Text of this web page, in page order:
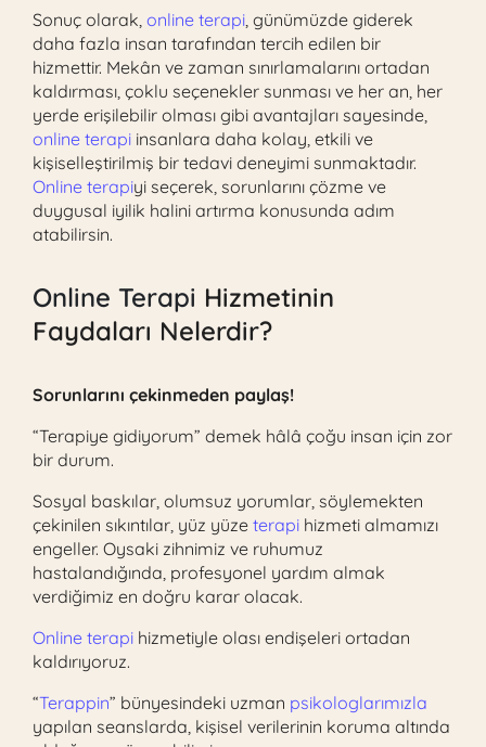
Sonuç olarak, online terapi, günümüzde giderek
daha fazla insan tarafından tercih edilen bir
hizmettir. Mekân ve zaman sınırlamalarını ortadan
kaldırması, çoklu seçenekler sunması ve her an, her
yerde erişilebilir olması gibi avantajları sayesinde,
online terapi insanlara daha kolay, etkili ve
kişiselleştirilmiş bir tedavi deneyimi sunmaktadır.
Online terapiyi seçerek, sorunlarını çözme ve
duygusal iyilik halini artırma konusunda adım
atabilirsin.
Online Terapi Hizmetinin
Faydaları Nelerdir?
Sorunlarını çekinmeden paylaş!
“Terapiye gidiyorum” demek hâlâ çoğu insan için zor
bir durum.
Sosyal baskılar, olumsuz yorumlar, söylemekten
çekinilen sıkıntılar, yüz yüze terapi hizmeti almamızı
engeller. Oysaki zihnimiz ve ruhumuz
hastalandığında, profesyonel yardım almak
verdiğimiz en doğru karar olacak.
Online terapi hizmetiyle olası endişeleri ortadan
kaldırıyoruz.
“Terappin” bünyesindeki uzman psikologlarımızla
yapılan seanslarda, kişisel verilerinin koruma altında